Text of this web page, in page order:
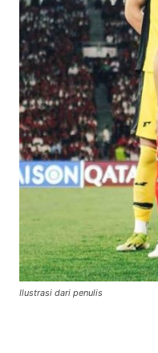
Ilustrasi dari penulis